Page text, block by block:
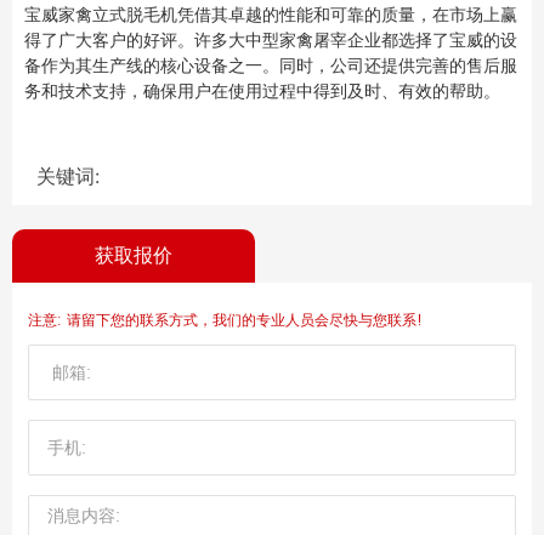
宝威家禽立式脱毛机凭借其卓越的性能和可靠的质量，在市场上赢
得了广大客户的好评。许多大中型家禽屠宰企业都选择了宝威的设
备作为其生产线的核心设备之一。同时，公司还提供完善的售后服
务和技术支持，确保用户在使用过程中得到及时、有效的帮助。
关键词:
获取报价
注意: 请留下您的联系方式，我们的专业人员会尽快与您联系!